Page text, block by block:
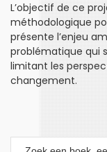
L’objectif de ce
méthodologique
présente l’enjeu
problématique qui
limitant les
changement.